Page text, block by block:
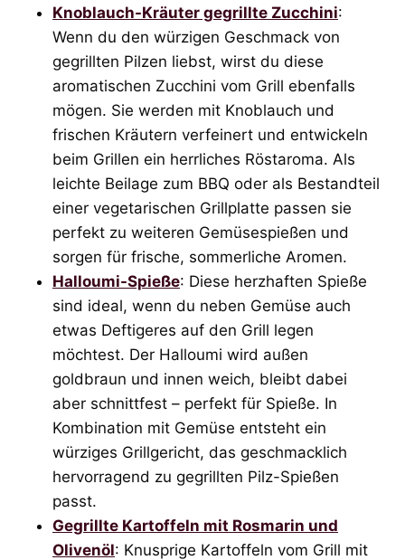
Knoblauch-Kräuter gegrillte Zucchini:
Wenn du den würzigen Geschmack von
gegrillten Pilzen liebst, wirst du diese
aromatischen Zucchini vom Grill ebenfalls
mögen. Sie werden mit Knoblauch und
frischen Kräutern verfeinert und entwickeln
beim Grillen ein herrliches Röstaroma. Als
leichte Beilage zum BBQ oder als Bestandteil
einer vegetarischen Grillplatte passen sie
perfekt zu weiteren Gemüsespießen und
sorgen für frische, sommerliche Aromen.
Halloumi-Spieße: Diese herzhaften Spieße
sind ideal, wenn du neben Gemüse auch
etwas Deftigeres auf den Grill legen
möchtest. Der Halloumi wird außen
goldbraun und innen weich, bleibt dabei
aber schnittfest – perfekt für Spieße. In
Kombination mit Gemüse entsteht ein
würziges Grillgericht, das geschmacklich
hervorragend zu gegrillten Pilz-Spießen
passt.
Gegrillte Kartoffeln mit Rosmarin und
Olivenöl: Knusprige Kartoffeln vom Grill mit